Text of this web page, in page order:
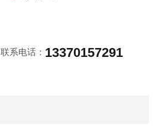
联系电话： 13370157291